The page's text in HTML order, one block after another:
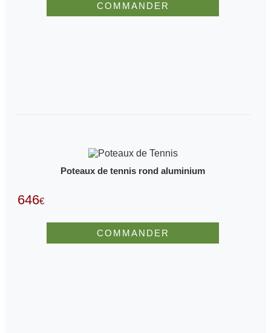
COMMANDER
Poteaux de tennis rond aluminium
646€
COMMANDER